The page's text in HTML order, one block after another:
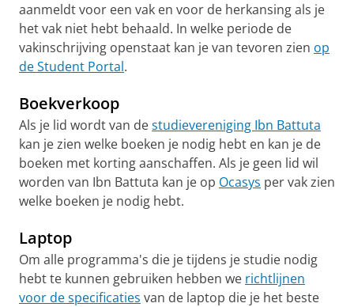
aanmeldt voor een vak en voor de herkansing als je
het vak niet hebt behaald. In welke periode de
vakinschrijving openstaat kan je van tevoren zien op
de Student Portal.
Boekverkoop
Als je lid wordt van destudievereniging Ibn Battuta
kan je zien welke boeken je nodig hebt en kan je de
boeken met korting aanschaffen. Als je geen lid wil
worden van Ibn Battuta kan je op Ocasys per vak zien
welke boeken je nodig hebt.
Laptop
Om alle programma's die je tijdens je studie nodig
hebt te kunnen gebruiken hebben we richtlijnen
voor de specificaties van de laptop die je het beste